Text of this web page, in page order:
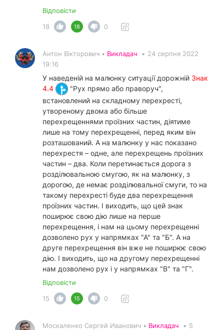
Відповісти
18
18 0
Антон Вікторович • Викладач • 24 серпня 2022
19:16
У наведеній на малюнку ситуації дорожній Знак
4.4
"Рух прямо або праворуч",
встановлений на складному перехресті,
утвореному двома або більше
перехрещеннями проїзних частин, діятиме
лише на тому перехрещенні, перед яким він
розташований. А на малюнку у нас показано
перехрестя – одне, але перехрещень проїзних
частин – два. Коли перетинається дорога з
розділювальною смугою, як на малюнку, з
дорогою, де немає розділювальної смуги, то на
такому перехресті буде два перехрещення
проїзних частин. І виходить, що цей знак
поширює свою дію лише на перше
перехрещення, і нам на цьому перехрещенні
дозволено рух у напрямках "А" та "Б". А на
друге перехрещення він вже не поширює свою
дію. І виходить, що на другому перехрещенні
нам дозволено рух і у напрямках "В" та "Г".
Відповісти
15
15 0
Москаленко Сергей Иванович • Викладач • 5